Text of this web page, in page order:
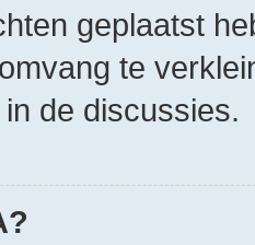
geplaatst
te
de discussies.